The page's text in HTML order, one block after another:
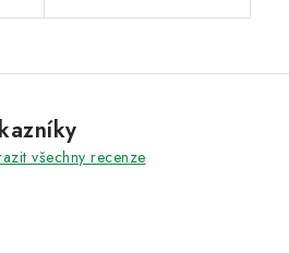
všechny recenze